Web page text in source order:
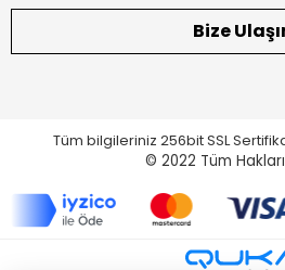
Bize
Tüm bilgileriniz 256bit SSL
© 2022 Tüm